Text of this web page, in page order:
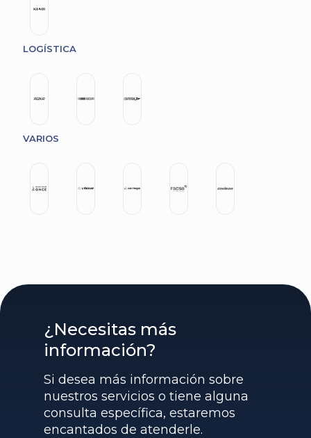
LOGÍSTICA
VARIOS
¿Necesitas más
información?
Si desea más información sobre
nuestros servicios o tiene alguna
consulta específica, estaremos
encantados de atenderle.